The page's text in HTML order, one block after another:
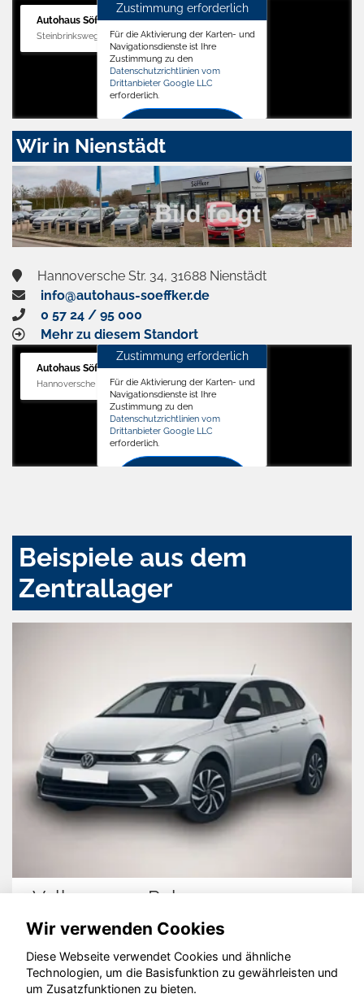
Autohaus Söffker GmbH
Steinbrinksweg 12, 31840 Hessisch Oldendorf
Zustimmung erforderlich
Für die Aktivierung der Karten- und
Navigationsdienste ist Ihre
Zustimmung zu den
Datenschutzrichtlinien vom
Drittanbieter Google LLC
erforderlich.
Zustimmen
aktivieren
Wir in Nienstädt
Hannoversche Str. 34, 31688 Nienstädt
info@autohaus-soeffker.de
0 57 24 / 95 000
Mehr zu diesem Standort
Autohaus Söffker GmbH
Hannoversche Str. 34, 31688 Nienstädt
Zustimmung erforderlich
Für die Aktivierung der Karten- und
Navigationsdienste ist Ihre
Zustimmung zu den
Datenschutzrichtlinien vom
Drittanbieter Google LLC
erforderlich.
Beispiele aus dem
Zentrallager
Polo
© konjunkturmotor.de GmbH 2020 - 2026
Wir verwenden Cookies
Diese Webseite verwendet Cookies und ähnliche
Technologien, um die Basisfunktion zu gewährleisten und
um Zusatzfunktionen zu bieten.